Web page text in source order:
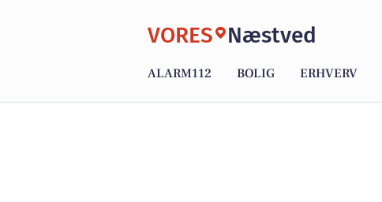
VORES Næstved
ALARM112 BOLIG ERHVERV